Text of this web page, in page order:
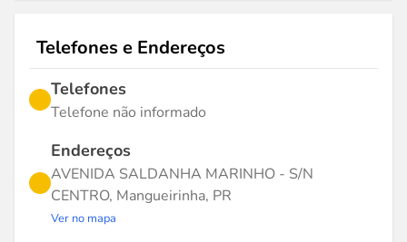
Telefones e Endereços
Telefones
Telefone não informado
Endereços
AVENIDA SALDANHA MARINHO - S/N
CENTRO, Mangueirinha, PR
Ver no mapa